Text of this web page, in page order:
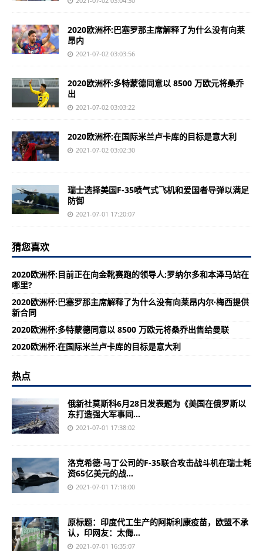
2020欧洲杯:巴塞罗那主席解释了为什么没有向莱
昂内
2021-07-02 03:03:56
2020欧洲杯:多特蒙德同意以 8500 万欧元将桑乔
出
2021-07-02 03:03:22
2020欧洲杯:在国际米兰卢卡库的目标是意大利
2021-07-02 03:02:30
瑞士选择美国F-35喷气式飞机和爱国者导弹以满足
防御
2021-07-01 17:20:07
猜您喜欢
2020欧洲杯:目前正在向金靴赛跑的领导人;罗纳尔多和本泽马站在
哪里?
2020欧洲杯:巴塞罗那主席解释了为什么没有向莱昂内尔·梅西提供
新合同
2020欧洲杯:多特蒙德同意以 8500 万欧元将桑乔出售给曼联
2020欧洲杯:在国际米兰卢卡库的目标是意大利
热点
俄新社莫斯科6月28日发表题为《美国在俄罗斯以
东打造强大军事同...
2021-07-01 17:38:02
洛克希德·马丁公司的F-35联合攻击战斗机在瑞士耗
资65亿美元的战...
2021-07-01 17:18:00
原标题：印度代工生产的阿斯利康疫苗，欧盟不承
认，印网友：太侮...
2021-07-01 16:35:07